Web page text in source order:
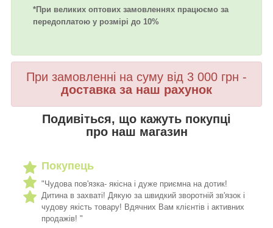
*При великих оптових замовленнях працюємо за
передоплатою у розмірі до 10%
При замовленні на суму від 3 000 грн -
доставка за наш рахунок
Подивіться, що кажуть покупці
про наш магазин
Покупець
"Чудова пов'язка- якісна і дуже приємна на дотик!
Дитина в захваті! Дякую за швидкий зворотній зв'язок і
чудову якість товару! Вдячних Вам клієнтів і активних
продажів! "